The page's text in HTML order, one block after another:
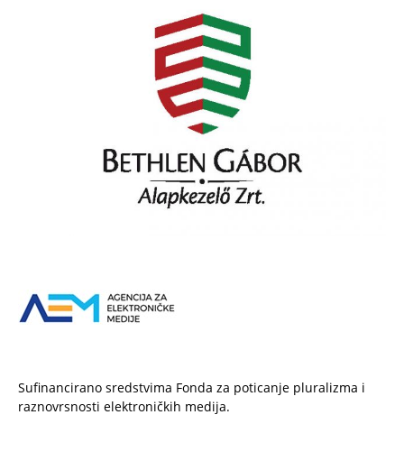
Sufinancirano sredstvima Fonda za poticanje pluralizma i
raznovrsnosti elektroničkih medija.